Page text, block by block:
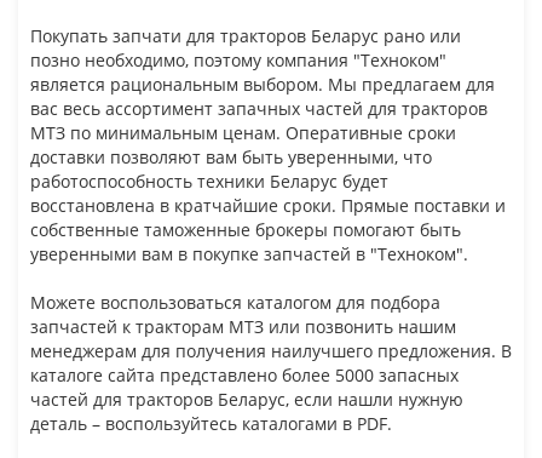
Покупать запчати для тракторов Беларус рано или
позно необходимо, поэтому компания "Техноком"
является рациональным выбором. Мы предлагаем для
вас весь ассортимент запачных частей для тракторов
МТЗ по минимальным ценам. Оперативные сроки
доставки позволяют вам быть уверенными, что
работоспособность техники Беларус будет
восстановлена в кратчайшие сроки. Прямые поставки и
собственные таможенные брокеры помогают быть
уверенными вам в покупке запчастей в "Техноком".
Можете воспользоваться каталогом для подбора
запчастей к тракторам МТЗ или позвонить нашим
менеджерам для получения наилучшего предложения. В
каталоге сайта представлено более 5000 запасных
частей для тракторов Беларус, если нашли нужную
деталь – воспользуйтесь каталогами в PDF.